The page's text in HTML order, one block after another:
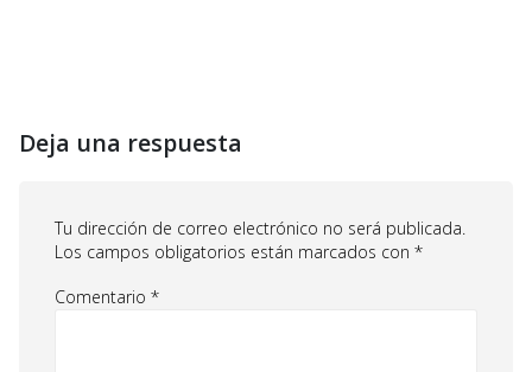
Deja una respuesta
Tu dirección de correo electrónico no será publicada.
Los campos obligatorios están marcados con *
Comentario *